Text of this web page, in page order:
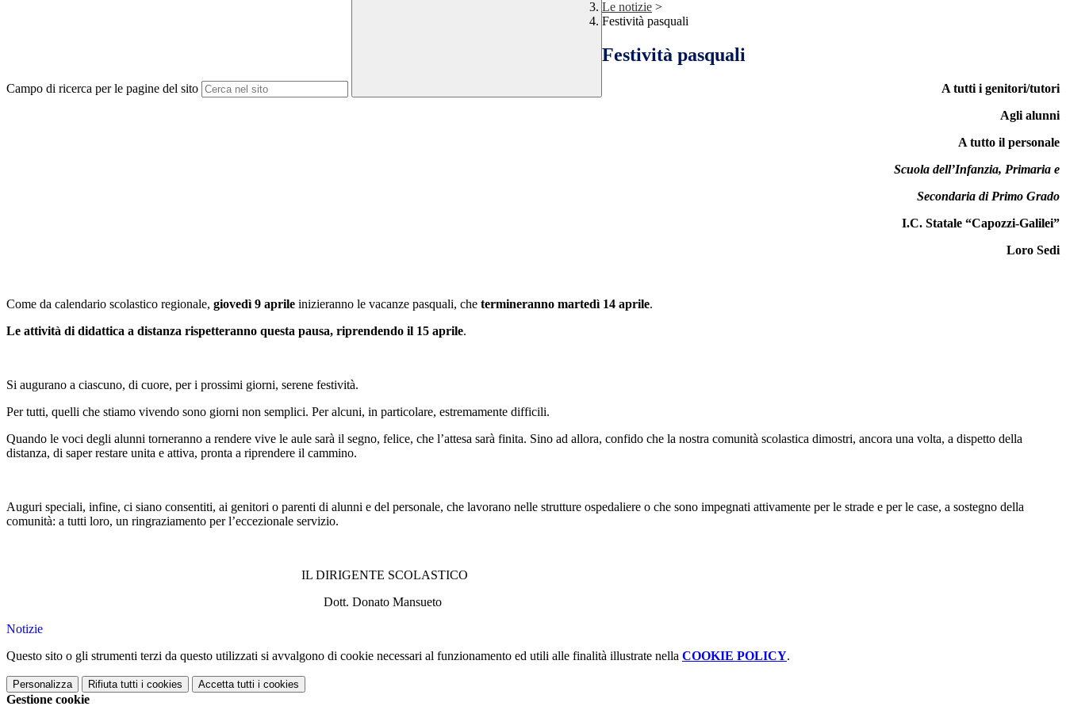
Campo di ricerca per le pagine del sito
Le notizie >
Festività pasquali
Festività pasquali
A tutti i genitori/tutori
Agli alunni
A tutto il personale
Scuola dell’Infanzia, Primaria e
Secondaria di Primo Grado
I.C. Statale “Capozzi-Galilei”
Loro Sedi
Come da calendario scolastico regionale, giovedì 9 aprile inizieranno le vacanze pasquali, che termineranno martedì 14 aprile.
Le attività di didattica a distanza rispetteranno questa pausa, riprendendo il 15 aprile.
Si augurano a ciascuno, di cuore, per i prossimi giorni, serene festività.
Per tutti, quelli che stiamo vivendo sono giorni non semplici. Per alcuni, in particolare, estremamente difficili.
Quando le voci degli alunni torneranno a rendere vive le aule sarà il segno, felice, che l’attesa sarà finita. Sino ad allora, confido che la nostra comunità scolastica dimostri, ancora una volta, a dispetto della
distanza, di saper restare unita e attiva, pronta a riprendere il cammino.
Auguri speciali, infine, ci siano consentiti, ai genitori o parenti di alunni e del personale, che lavorano nelle strutture ospedaliere o che sono impegnati attivamente per le strade e per le case, a sostegno della
comunità: a tutti loro, un ringraziamento per l’eccezionale servizio.
IL DIRIGENTE SCOLASTICO
Dott. Donato Mansueto
Notizie
Questo sito o gli strumenti terzi da questo utilizzati si avvalgono di cookie necessari al funzionamento ed utili alle finalità illustrate nella COOKIE POLICY.
Personalizza Rifiuta tutti i cookies Accetta tutti i cookies
Gestione cookie